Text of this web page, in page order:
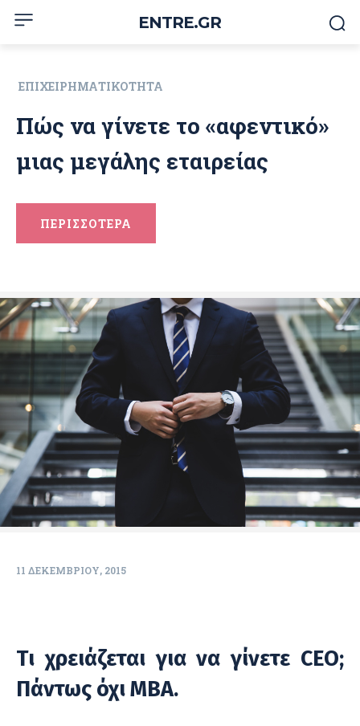
ENTRE.GR
ΕΠΙΧΕΙΡΗΜΑΤΙΚΌΤΗΤΑ
Πώς να γίνετε το «αφεντικό»
μιας μεγάλης εταιρείας
ΠΕΡΙΣΣΟΤΕΡΑ
11 ΔΕΚΕΜΒΡΊΟΥ, 2015
Τι χρειάζεται για να γίνετε CEO;
Πάντως όχι MBA.